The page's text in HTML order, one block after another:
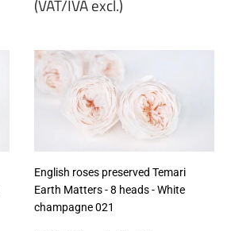
(VAT/IVA excl.)
zzgl.
MwSt
(VAT/IVA
excl.)
English roses preserved Temari
Earth Matters - 8 heads - White
champagne 021